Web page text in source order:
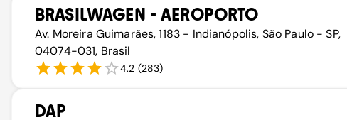
BRASILWAGEN - AEROPORTO
Av. Moreira Guimarães, 1183 - Indianópolis, São Paulo - SP,
04074-031, Brasil
4.2 (283)
DAP